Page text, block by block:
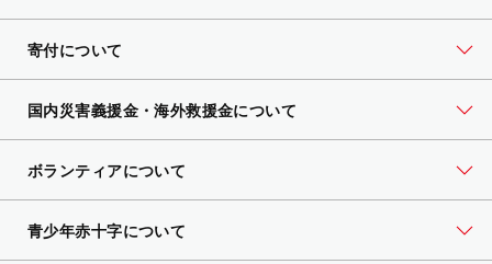
寄付について
国内災害義援金・海外救援金について
ボランティアについて
青少年赤十字について